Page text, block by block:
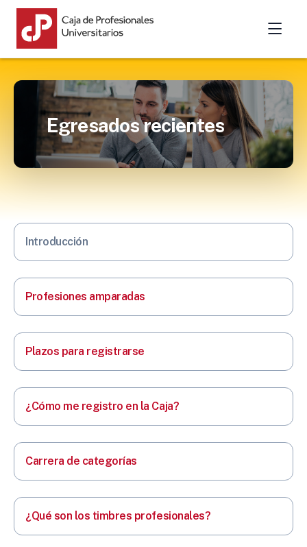
Egresados recientes
Introducción
Profesiones amparadas
Plazos para registrarse
¿Cómo me registro en la Caja?
Carrera de categorías
¿Qué son los timbres profesionales?